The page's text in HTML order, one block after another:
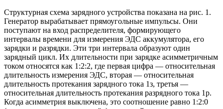
Структурная схема зарядного устройства показана на рис. 1.
Генератор вырабатывает прямоугольные импульсы. Они
поступают на вход распределителя, формирующего
интервалы времени для измерения ЭДС аккумулятора, его
зарядки и разрядки. Эти три интервала образуют один
зарядный цикл. Их длительности при зарядке асимметричным
током относятся как 1:2:2, где первая цифра — относительная
длительность измерения ЭДС, вторая — относительная
длительность протекания зарядного тока 1з, третья —
относительная длительность протекания разрядного тока 1р.
Когда асимметрия выключена, это соотношение равно 1:2:0